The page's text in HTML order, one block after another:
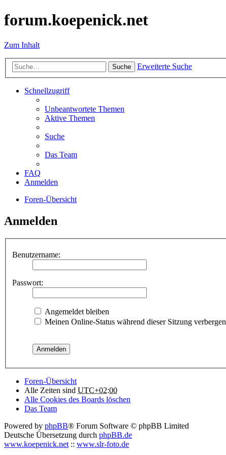
forum.koepenick.net
Zum Inhalt
Suche Erweiterte Suche
Schnellzugriff
Unbeantwortete Themen
Aktive Themen
Suche
Das Team
FAQ
Anmelden
Foren-Übersicht
Anmelden
Benutzername:
Passwort:
Angemeldet bleiben
Meinen Online-Status während dieser Sitzung verbergen
Foren-Übersicht
Alle Zeiten sind UTC+02:00
Alle Cookies des Boards löschen
Das Team
Powered by phpBB® Forum Software © phpBB Limited
Deutsche Übersetzung durch phpBB.de
www.koepenick.net :: www.slr-foto.de